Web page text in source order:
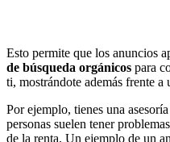
Esto permite que los anuncios
de búsqueda orgánicos para
ti, mostrándote además frente
Por ejemplo, tienes una
personas suelen tener
de la renta. Un ejemplo de un